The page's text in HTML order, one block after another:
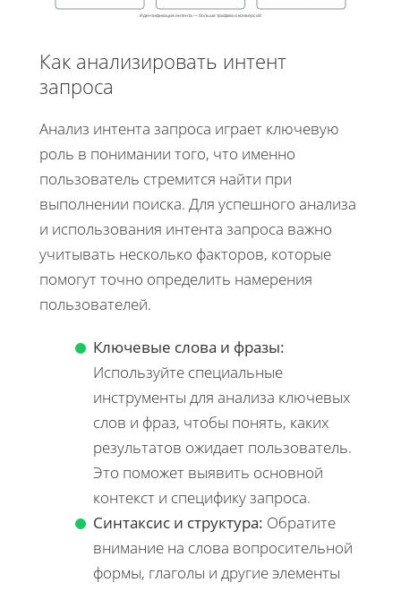
Идентификация интента — больше трафика и конверсий
Как анализировать интент
запроса
Анализ интента запроса играет ключевую
роль в понимании того, что именно
пользователь стремится найти при
выполнении поиска. Для успешного анализа
и использования интента запроса важно
учитывать несколько факторов, которые
помогут точно определить намерения
пользователей.
Ключевые слова и фразы:
Используйте специальные
инструменты для анализа ключевых
слов и фраз, чтобы понять, каких
результатов ожидает пользователь.
Это поможет выявить основной
контекст и специфику запроса.
Синтаксис и структура: Обратите
внимание на слова вопросительной
формы, глаголы и другие элементы